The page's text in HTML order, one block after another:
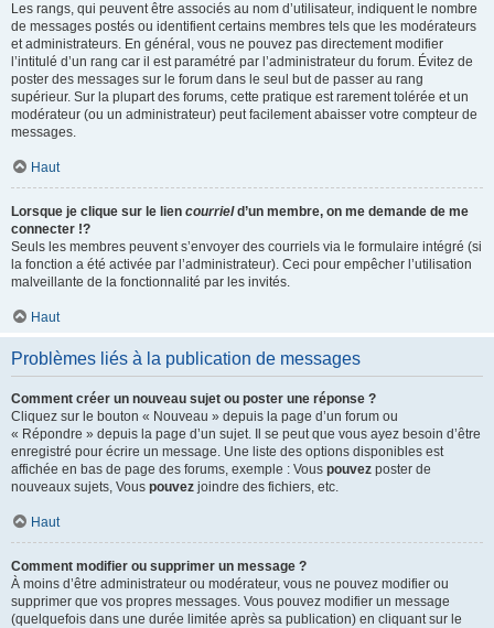
Les rangs, qui peuvent être associés au nom d’utilisateur, indiquent le nombre
de messages postés ou identifient certains membres tels que les modérateurs
et administrateurs. En général, vous ne pouvez pas directement modifier
l’intitulé d’un rang car il est paramétré par l’administrateur du forum. Évitez de
poster des messages sur le forum dans le seul but de passer au rang
supérieur. Sur la plupart des forums, cette pratique est rarement tolérée et un
modérateur (ou un administrateur) peut facilement abaisser votre compteur de
messages.
Haut
Lorsque je clique sur le lien courrield’un membre, on me demande de me
connecter !?
Seuls les membres peuvent s’envoyer des courriels via le formulaire intégré (si
la fonction a été activée par l’administrateur). Ceci pour empêcher l’utilisation
malveillante de la fonctionnalité par les invités.
Haut
Problèmes liés à la publication de messages
Comment créer un nouveau sujet ou poster une réponse ?
Cliquez sur le bouton « Nouveau » depuis la page d’un forum ou
« Répondre » depuis la page d’un sujet. Il se peut que vous ayez besoin d’être
enregistré pour écrire un message. Une liste des options disponibles est
affichée en bas de page des forums, exemple : Vous pouvez poster de
nouveaux sujets, Vous pouvez joindre des fichiers, etc.
Haut
Comment modifier ou supprimer un message ?
À moins d’être administrateur ou modérateur, vous ne pouvez modifier ou
supprimer que vos propres messages. Vous pouvez modifier un message
(quelquefois dans une durée limitée après sa publication) en cliquant sur le